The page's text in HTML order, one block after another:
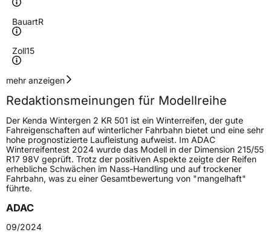
BauartR
Zoll15
Geschwindigkeitsindex
Höchstgeschwindigkeit
190 km/h
Lastindex88
Höchstlast560 kg
Generelle Merkmale
Fahrzeugtyp
Verwendung
mehr anzeigen
Redaktionsmeinungen für Modellreihe
Der Kenda Wintergen 2 KR 501 ist ein Winterreifen, der gute
Fahreigenschaften auf winterlicher Fahrbahn bietet und eine sehr
hohe prognostizierte Laufleistung aufweist. Im ADAC
Winterreifentest 2024 wurde das Modell in der Dimension 215/55
R17 98V geprüft. Trotz der positiven Aspekte zeigte der Reifen
erhebliche Schwächen im Nass-Handling und auf trockener
Fahrbahn, was zu einer Gesamtbewertung von "mangelhaft"
führte.
ADAC
09/2024